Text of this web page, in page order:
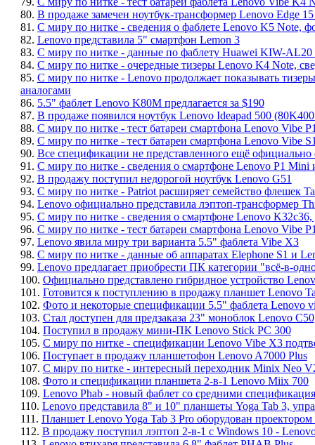
80. В продаже замечен ноутбук-трансформер Lenovo Edge
81. С миру по нитке - сведения о фаблете Lenovo K5 Note,
82. Lenovo представила 5" смартфон Lemon 3
83. С миру по нитке - данные по фаблету Huawei KIW-
84. С миру по нитке - очередные тизеры Lenovo K4 Note,
85. С миру по нитке - Lenovo продолжает показывать
аналогами
86. 5.5" фаблет Lenovo K80M предлагается за $190
87. В продаже появился ноутбук Lenovo Ideapad 500
88. С миру по нитке - тест батареи смартфона Lenovo Vibe
89. С миру по нитке - тест батареи смартфона Lenovo Vibe
90. Все спецификации не представленного ещё официально
91. С миру по нитке - сведения о смартфоне Lenovo P1
92. В продажу поступил недорогой ноутбук Lenovo G51
93. С миру по нитке - Patriot расширяет семейство флешек
94. Lenovo официально представила лэптоп-трансформер
95. С миру по нитке - сведения о смартфоне Lenovo K32c36,
96. С миру по нитке - тест батареи смартфона Lenovo Vibe
97. Lenovo явила миру три варианта 5.5" фаблета Vibe X3
98. С миру по нитке - данные об аппаратах Elephone S1 и
99. Lenovo предлагает приобрести ПК категории "всё-в-
100. Официально представлено гибридное устройство
101. Готовится к поступлению в продажу планшет Lenovo
102. Фото и некоторые спецификации 5.5" фаблета Lenovo
103. Стал доступен для предзаказа 23" моноблок Lenovo C50
104. Поступил в продажу мини-ПК Lenovo Stick PC 300
105. С миру по нитке - спецификации Lenovo Vibe X3
106. Поступает в продажу планшетофон Lenovo A7000 Plus
107. С миру по нитке - интересный переходник Minix Neo
108. Фото и спецификации планшета 2-в-1 Lenovo Miix 700
109. Lenovo Phab - новый фаблет со средними
110. Lenovo представила 8" и 10" планшеты Yoga Tab 3,
111. Планшет Lenovo Yoga Tab 3 Pro оборудован
112. В продажу поступил лэптоп 2-в-1 с Windows 10 -